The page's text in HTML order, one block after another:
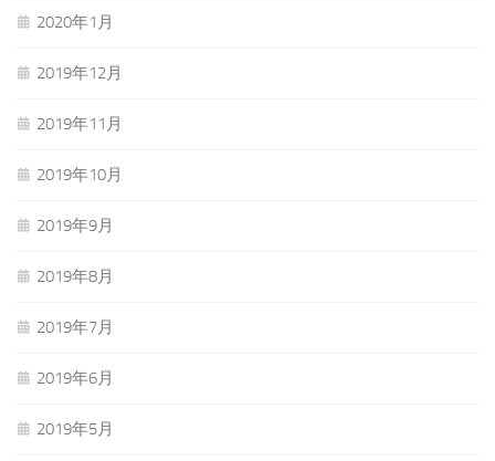
2020年1月
2019年12月
2019年11月
2019年10月
2019年9月
2019年8月
2019年7月
2019年6月
2019年5月